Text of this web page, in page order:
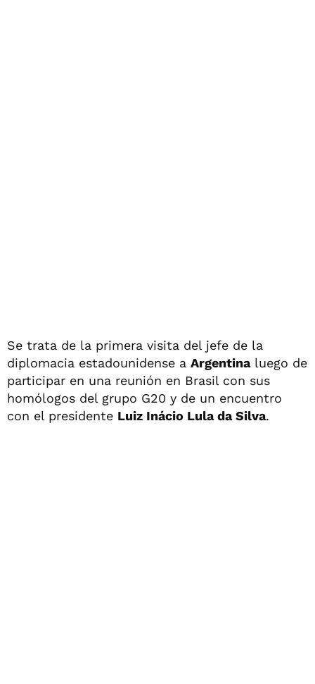
Se trata de la primera visita del jefe de la
diplomacia estadounidense a Argentinaluego de
participar en una reunión en Brasil con sus
homólogos del grupo G20 y de un encuentro
con el presidente Luiz Inácio Lula da Silva.